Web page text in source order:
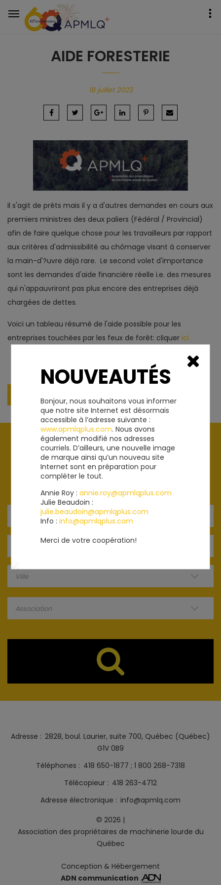
NOUVEAUTÉS
Bonjour, nous souhaitons vous informer
que notre site Internet est désormais
accessible à l’adresse suivante :
www.apmlqplus.com. Nous avons
également modifié nos adresses
courriels. D’ailleurs, une nouvelle image
de marque ainsi qu’un nouveau site
Internet sont en préparation pour
compléter le tout.
Annie Roy :annie.roy@apmlqplus.com
Julie Beaudoin :
julie.beaudoin@apmlqplus.com
Info :info@apmlqplus.com
Merci de votre coopération!
AIDE FORESTERIE
18 juillet 2023
Il s'agit de prêts mais il y a d'autres demandes en cours aux
premiers ministres des deux paliers (Fédéral / Provincial)
afin de faire quelque chose pour les travailleurs par rapport
aux critères d'admissibilité au chômage visant à conserver
la main-d'?uvre déjà rare. Le second volet d'importance
sont les demandes d'aide financière réelle i.e. des mesures
qui n'appauvriront pas plus encore des entreprises déjà
chargées de dettes.
Voici un tableau résumé de l'aide possible pour les
entreprises touchées par les feux de forêt: cliquer ici
TROUVER UN MEMBRE
POUR TROUVER LE MEMBRE RÉGULIER OU ASSOCIÉ LE PLUS
PRÈS DE CHEZ VOUS ENTREZ VOTRE CODE POSTAL OU
VOTRE MUNICIPALITÉ.
Ville
Association
Adresse
2828, boul. Laurier, suite 700, Québec (Québec)
G1V 0B9
Téléphones
418 650-1877 1 800 268-7318
Télécopieur
418 263-4712
Adresse électronique
info@apmlq.com
© 2026 |
Association des propriétaires de machinerie lourde du
Québec
Conception & Hébergement
ADN communication